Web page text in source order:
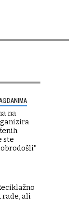
na
ste
rade, ali